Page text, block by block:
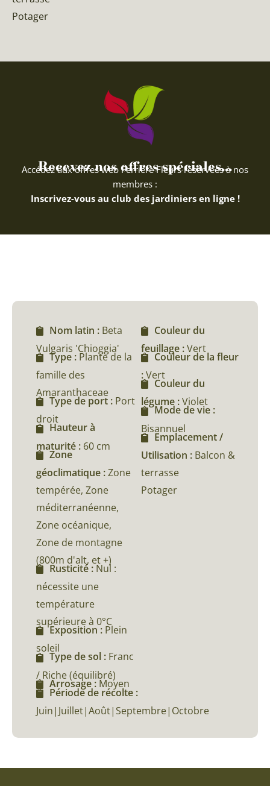
Potager
Recevez nos offres spéciales...
Accédez aux offres web Ferriere Fleurs réservées à nos
membres :
Inscrivez-vous au club des jardiniers en ligne !
Nom latin : Beta
Vulgaris 'Chioggia'
Type : Plante de la
famille des
Amaranthaceae
Type de port : Port
droit
Hauteur à
maturité : 60 cm
Zone
géoclimatique :Zone
tempérée, Zone
méditerranéenne,
Zone océanique,
Zone de montagne
(800m d'alt, et +)
Rusticité : Nul :
nécessite une
température
supérieure à 0°C
Exposition : Plein
soleil
Type de sol : Franc
/ Riche (équilibré)
Arrosage :Moyen
Période de récolte :
Juin|Juillet|Août|Septembre|Octobre
Couleur du
feuillage :Vert
Couleur de la fleur
:Vert
Couleur du
légume :Violet
Mode de vie :
Bisannuel
Emplacement /
Utilisation : Balcon &
terrasse
Potager